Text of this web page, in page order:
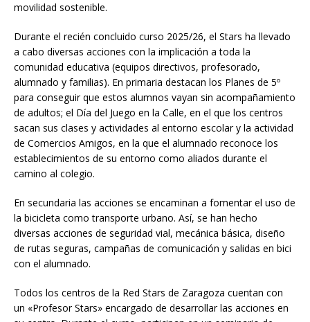
movilidad sostenible.
Durante el recién concluido curso 2025/26, el Stars ha llevado
a cabo diversas acciones con la implicación a toda la
comunidad educativa (equipos directivos, profesorado,
alumnado y familias). En primaria destacan los Planes de 5º
para conseguir que estos alumnos vayan sin acompañamiento
de adultos; el Día del Juego en la Calle, en el que los centros
sacan sus clases y actividades al entorno escolar y la actividad
de Comercios Amigos, en la que el alumnado reconoce los
establecimientos de su entorno como aliados durante el
camino al colegio.
En secundaria las acciones se encaminan a fomentar el uso de
la bicicleta como transporte urbano. Así, se han hecho
diversas acciones de seguridad vial, mecánica básica, diseño
de rutas seguras, campañas de comunicación y salidas en bici
con el alumnado.
Todos los centros de la Red Stars de Zaragoza cuentan con
un «Profesor Stars» encargado de desarrollar las acciones en